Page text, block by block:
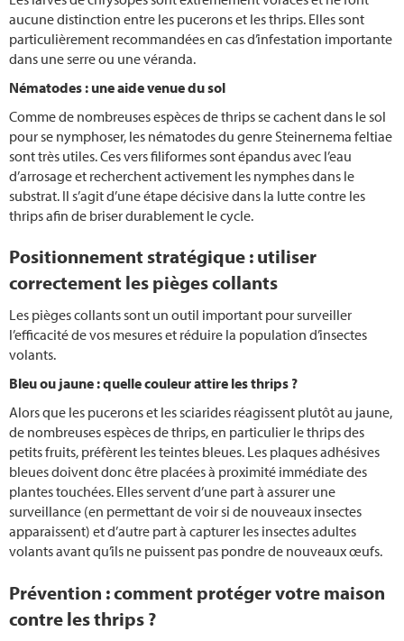
aucune distinction entre les pucerons et les thrips. Elles sont
particulièrement recommandées en cas d’infestation importante
dans une serre ou une véranda.
Nématodes : une aide venue du sol
Comme de nombreuses espèces de thrips se cachent dans le sol
pour se nymphoser, les nématodes du genre Steinernema feltiae
sont très utiles. Ces vers filiformes sont épandus avec l’eau
d’arrosage et recherchent activement les nymphes dans le
substrat. Il s’agit d’une étape décisive dans la lutte contre les
thrips afin de briser durablement le cycle.
Positionnement stratégique : utiliser
correctement les pièges collants
Les pièges collants sont un outil important pour surveiller
l’efficacité de vos mesures et réduire la population d’insectes
volants.
Bleu ou jaune : quelle couleur attire les thrips ?
Alors que les pucerons et les sciarides réagissent plutôt au jaune,
de nombreuses espèces de thrips, en particulier le thrips des
petits fruits, préfèrent les teintes bleues. Les plaques adhésives
bleues doivent donc être placées à proximité immédiate des
plantes touchées. Elles servent d’une part à assurer une
surveillance (en permettant de voir si de nouveaux insectes
apparaissent) et d’autre part à capturer les insectes adultes
volants avant qu’ils ne puissent pas pondre de nouveaux œufs.
Prévention : comment protéger votre maison
contre les thrips ?